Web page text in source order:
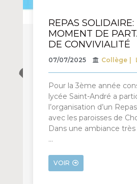
REPAS SOLIDAIRE:
MOMENT DE
DE CONVIVIALITÉ
07/07/2025 Collège
Pour la 3ème année
lycée Saint-André a
l’organisation d’un
avec les paroisses de
Dans une ambiance
…
VOIR